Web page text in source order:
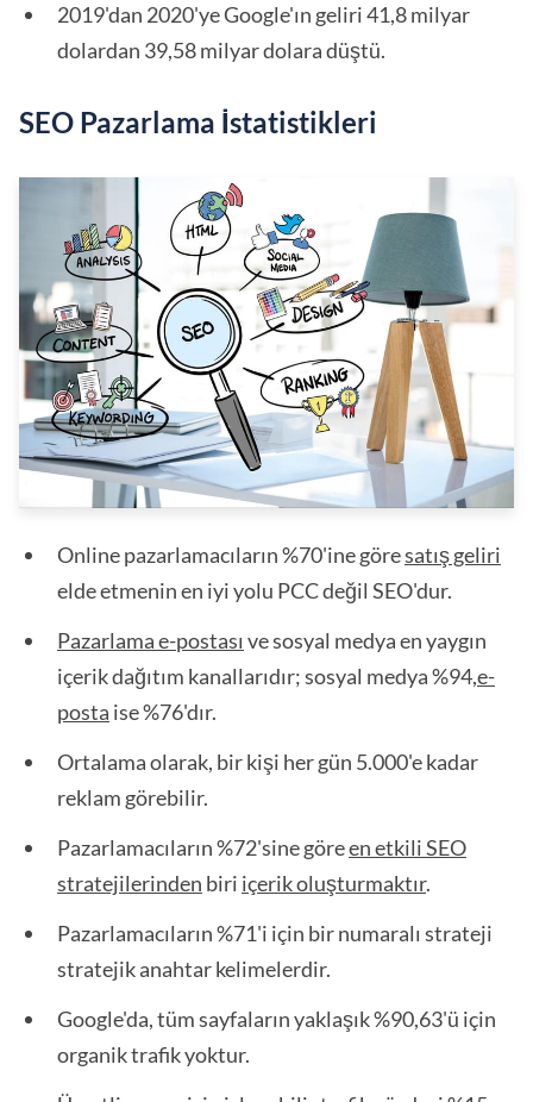
2019'dan 2020'ye Google'ın geliri 41,8 milyar
dolardan 39,58 milyar dolara düştü.
SEO Pazarlama İstatistikleri
Online pazarlamacıların %70'ine göresatış geliri
elde etmenin en iyi yolu PCC değil SEO'dur.
Pazarlama e-postası ve sosyal medya en yaygın
içerik dağıtım kanallarıdır; sosyal medya %94,e-
posta ise %76'dır.
Ortalama olarak, bir kişi her gün 5.000'e kadar
reklam görebilir.
Pazarlamacıların %72'sine göreen etkili SEO
stratejilerinden biri içerik oluşturmaktır.
Pazarlamacıların %71'i için bir numaralı strateji
stratejik anahtar kelimelerdir.
Google'da, tüm sayfaların yaklaşık %90,63'ü için
organik trafik yoktur.